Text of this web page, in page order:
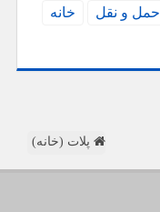
حمل و نقل
خانه
پلات (خانه)